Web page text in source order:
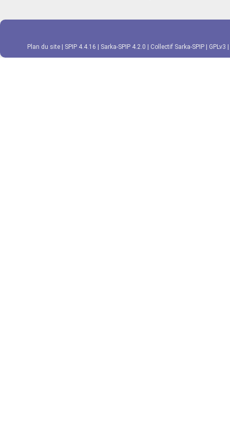
Plan du site SPIP 4.4.16 Sarka-SPIP 4.2.0 Collectif Sarka-SPIP GPLv3